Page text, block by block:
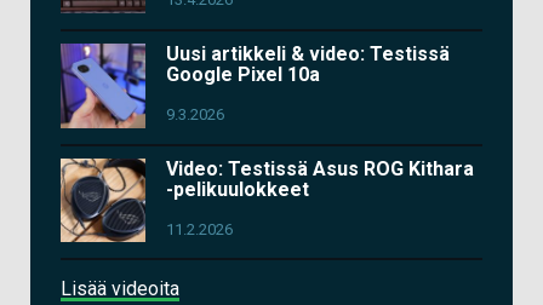
Uusi artikkeli & video: Testissä
Google Pixel 10a
9.3.2026
Video: Testissä Asus ROG Kithara
-pelikuulokkeet
11.2.2026
Lisää videoita